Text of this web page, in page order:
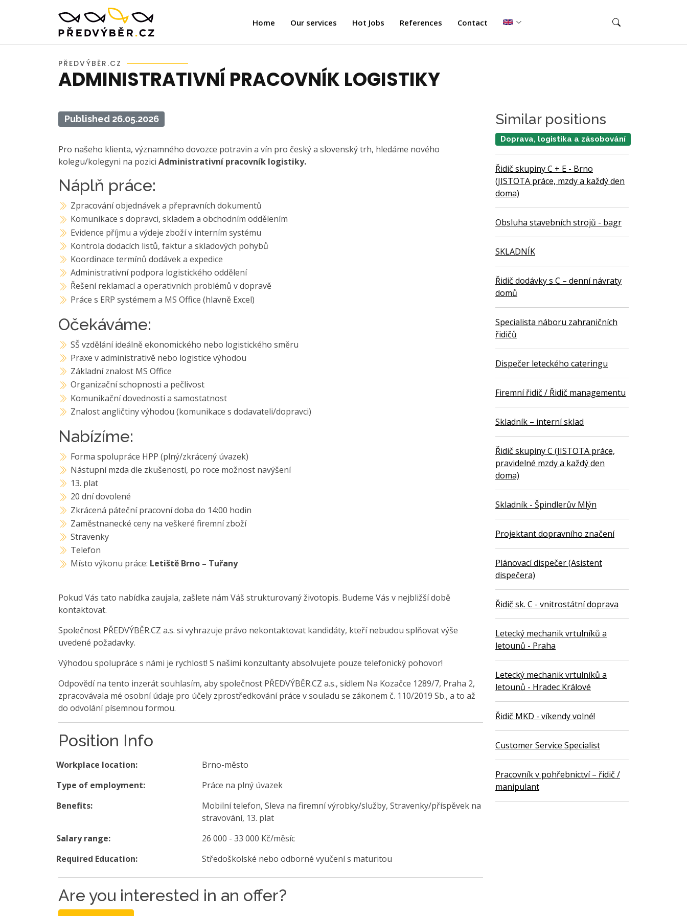
Home Our services Hot Jobs References Contact
PŘEDVÝBĚR.CZ
ADMINISTRATIVNÍ PRACOVNÍK LOGISTIKY
Published 26.05.2026
Pro našeho klienta, významného dovozce potravin a vín pro český a slovenský trh, hledáme nového
kolegu/kolegyni na pozici Administrativní pracovník logistiky.
Náplň práce:
Zpracování objednávek a přepravních dokumentů
Komunikace s dopravci, skladem a obchodním oddělením
Evidence příjmu a výdeje zboží v interním systému
Kontrola dodacích listů, faktur a skladových pohybů
Koordinace termínů dodávek a expedice
Administrativní podpora logistického oddělení
Řešení reklamací a operativních problémů v dopravě
Práce s ERP systémem a MS Office (hlavně Excel)
Očekáváme:
SŠ vzdělání ideálně ekonomického nebo logistického směru
Praxe v administrativě nebo logistice výhodou
Základní znalost MS Office
Organizační schopnosti a pečlivost
Komunikační dovednosti a samostatnost
Znalost angličtiny výhodou (komunikace s dodavateli/dopravci)
Nabízíme:
Forma spolupráce HPP (plný/zkrácený úvazek)
Nástupní mzda dle zkušeností, po roce možnost navýšení
13. plat
20 dní dovolené
Zkrácená páteční pracovní doba do 14:00 hodin
Zaměstnanecké ceny na veškeré firemní zboží
Stravenky
Telefon
Místo výkonu práce: Letiště Brno – Tuřany
Pokud Vás tato nabídka zaujala, zašlete nám Váš strukturovaný životopis. Budeme Vás v nejbližší době
kontaktovat.
Společnost PŘEDVÝBĚR.CZ a.s. si vyhrazuje právo nekontaktovat kandidáty, kteří nebudou splňovat výše
uvedené požadavky.
Výhodou spolupráce s námi je rychlost! S našimi konzultanty absolvujete pouze telefonický pohovor!
Odpovědí na tento inzerát souhlasím, aby společnost PŘEDVÝBĚR.CZ a.s., sídlem Na Kozačce 1289/7, Praha 2,
zpracovávala mé osobní údaje pro účely zprostředkování práce v souladu se zákonem č. 110/2019 Sb., a to až
do odvolání písemnou formou.
Position Info
Workplace location:
Brno-město
Type of employment:
Práce na plný úvazek
Benefits:
Mobilní telefon, Sleva na firemní výrobky/služby, Stravenky/příspěvek na
stravování, 13. plat
Salary range:
26 000 - 33 000 Kč/měsíc
Required Education:
Středoškolské nebo odborné vyučení s maturitou
Are you interested in an offer?
Similar positions
Doprava, logistika a zásobování
Řidič skupiny C + E - Brno
(JISTOTA práce, mzdy a každý den
doma)
Obsluha stavebních strojů - bagr
SKLADNÍK
Řidič dodávky s C – denní návraty
domů
Specialista náboru zahraničních
řidičů
Dispečer leteckého cateringu
Firemní řidič / Řidič managementu
Skladník – interní sklad
Řidič skupiny C (JISTOTA práce,
pravidelné mzdy a každý den
doma)
Skladník - Špindlerův Mlýn
Projektant dopravního značení
Plánovací dispečer (Asistent
dispečera)
Řidič sk. C - vnitrostátní doprava
Letecký mechanik vrtulníků a
letounů - Praha
Letecký mechanik vrtulníků a
letounů - Hradec Králové
Řidič MKD - víkendy volné!
Customer Service Specialist
Pracovník v pohřebnictví – řidič /
manipulant